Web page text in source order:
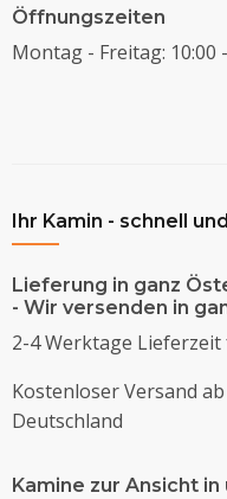
Öffnungszeiten
Montag - Freitag: 10:00
Ihr Kamin - schnell
Lieferung in ganz
- Wir versenden in
2-4 Werktage
Kostenloser Versand
Deutschland
Kamine zur Ansicht